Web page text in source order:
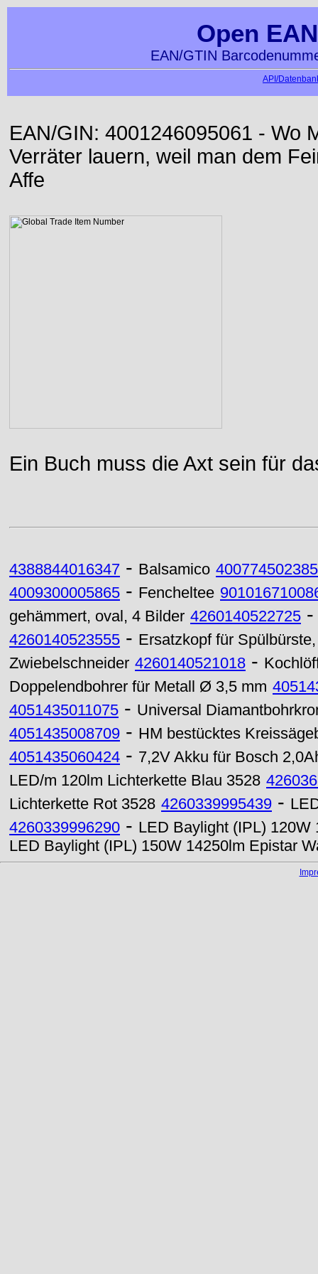
Open
EAN/GTIN
API/
EAN/GIN: 4001246095061 - Wo
Verräter lauern, weil man dem
Affe
Ein Buch muss die Axt sein für
4388844016347 - Balsamico
4009300005865 - Fencheltee
gehämmert, oval, 4 Bilder 4260140522725
4260140523555 - Ersatzkopf für
Zwiebelschneider 4260140521018 -
Doppelendbohrer für Metall Ø 3,5 mm
4051435011075 - Universal
4051435008709 - HM bestücktes
4051435060424 - 7,2V Akku für Bosch
LED/m 120lm Lichterkette Blau 3528
Lichterkette Rot 3528 4260339995439 -
4260339996290 - LED Baylight (IPL) 120W
LED Baylight (IPL) 150W 14250lm Epistar